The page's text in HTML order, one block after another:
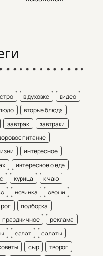
в духовке
видео
вторые блюда
завтрак
завтраки
питание
интересное
интересное о еде
курица
к чаю
новинка
овощи
подборка
праздничное
реклама
салат
салаты
сыр
творог